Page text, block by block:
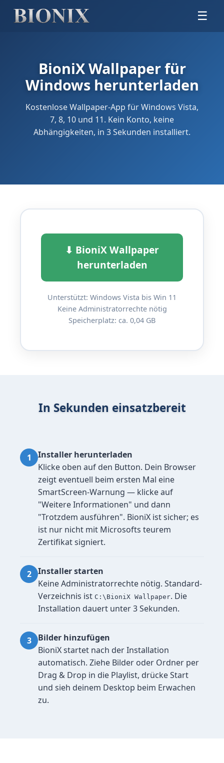
☰
BioniX Wallpaper für
Windows herunterladen
Kostenlose Wallpaper-App für Windows Vista,
7, 8, 10 und 11. Kein Konto, keine
Abhängigkeiten, in 3 Sekunden installiert.
⬇ BioniX Wallpaper
herunterladen
Unterstützt: Windows Vista bis Win 11
Keine Administratorrechte nötig
Speicherplatz: ca. 0,04 GB
In Sekunden einsatzbereit
Installer herunterladen
Klicke oben auf den Button. Dein Browser
zeigt eventuell beim ersten Mal eine
SmartScreen-Warnung — klicke auf
"Weitere Informationen" und dann
"Trotzdem ausführen". BioniX ist sicher; es
ist nur nicht mit Microsofts teurem
Zertifikat signiert.
Installer starten
Keine Administratorrechte nötig. Standard-
Verzeichnis ist C:\BioniX Wallpaper. Die
Installation dauert unter 3 Sekunden.
Bilder hinzufügen
BioniX startet nach der Installation
automatisch. Ziehe Bilder oder Ordner per
Drag & Drop in die Playlist, drücke Start
und sieh deinem Desktop beim Erwachen
zu.